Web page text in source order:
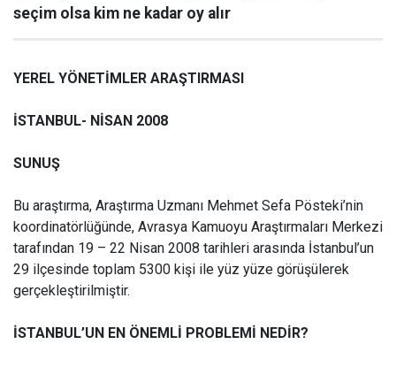
seçim olsa kim ne kadar oy alır
YEREL YÖNETİMLER ARAŞTIRMASI
İSTANBUL- NİSAN 2008
SUNUŞ
Bu araştırma, Araştırma Uzmanı Mehmet Sefa Pösteki’nin
koordinatörlüğünde, Avrasya Kamuoyu Araştırmaları Merkezi
tarafından 19 – 22 Nisan 2008 tarihleri arasında İstanbul’un
29 ilçesinde toplam 5300 kişi ile yüz yüze görüşülerek
gerçekleştirilmiştir.
İSTANBUL’UN EN ÖNEMLİ PROBLEMİ NEDİR?